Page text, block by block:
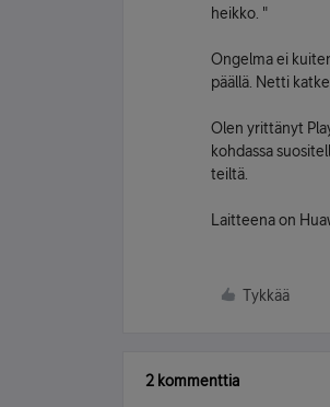
heikko. "
Ongelma ei
päällä. Netti
Olen yrittänyt
kohdassa
teiltä.
Laitteena on
Tykkää
2 kommenttia